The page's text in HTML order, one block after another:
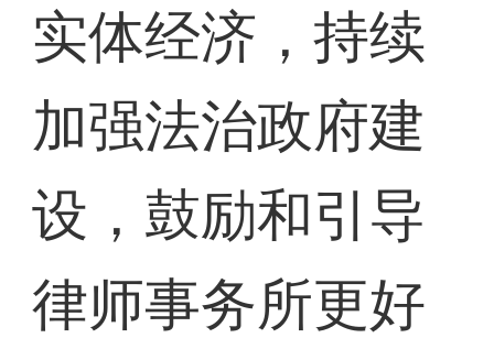
实体经济，持续
加强法治政府建
设，鼓励和引导
律师事务所更好